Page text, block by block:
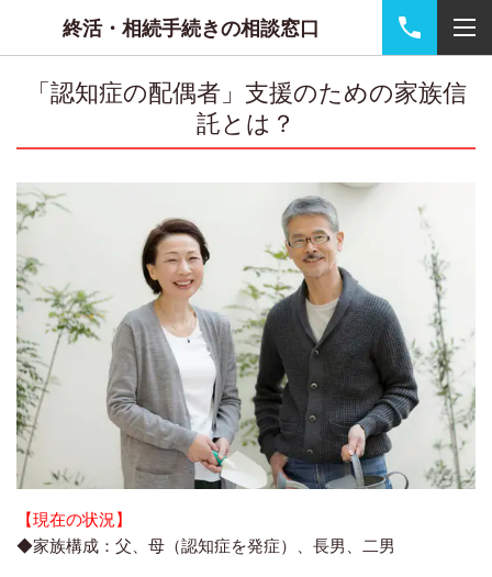
終活・相続手続きの相談窓口
「認知症の配偶者」支援のための家族信
託とは？
【現在の状況】
◆家族構成：父、母（認知症を発症）、長男、二男